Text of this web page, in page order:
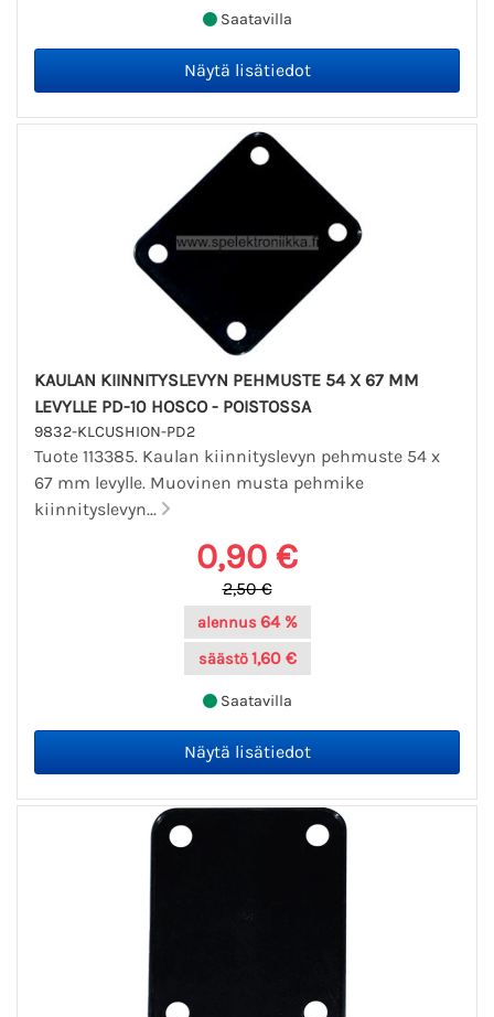
Saatavilla
KAULAN KIINNITYSLEVYN PEHMUSTE 54 X 67 MM
LEVYLLE PD-10 HOSCO - POISTOSSA
9832-KLCUSHION-PD2
Tuote 113385. Kaulan kiinnityslevyn pehmuste 54 x
67 mm levylle. Muovinen musta pehmike
kiinnityslevyn...
0,90 €
2,50 €
alennus 64 %
säästö 1,60 €
Saatavilla